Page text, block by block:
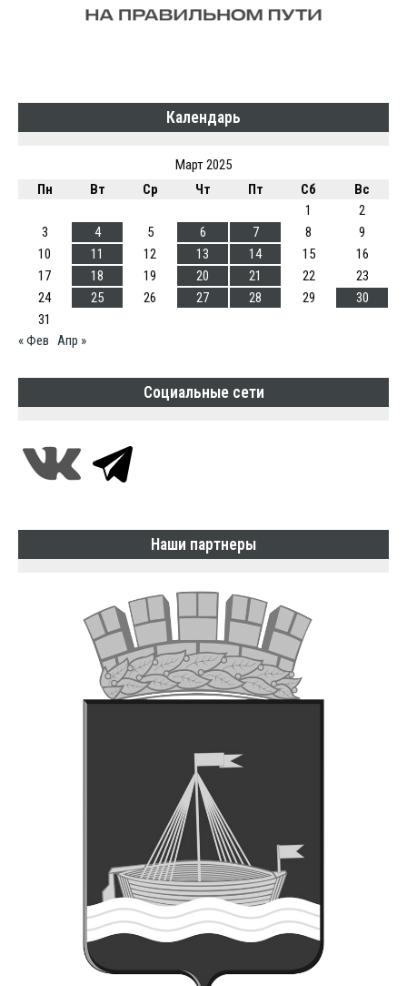
Календарь
Март 2025
Пн
Вт Ср Чт Пт Сб
Вс
1
2
3
4 5 6 7 8
9
10
11 12 13 14 15
16
17
18 19 20 21 22
23
24
25 26 27 28 29
30
31
« Фев Апр »
Социальные сети
Наши партнеры